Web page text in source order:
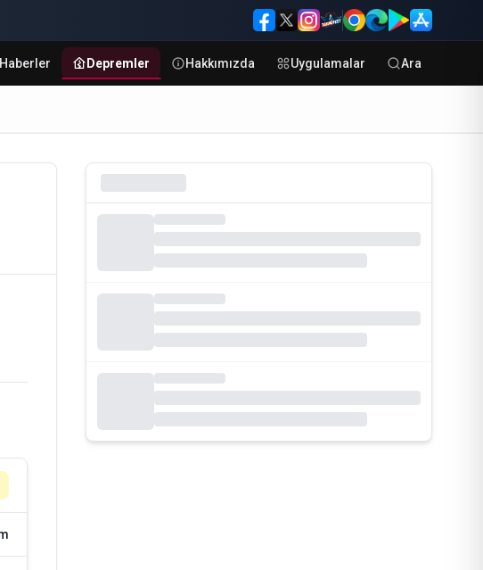
Haberler Depremler Hakkımızda Uygulamalar Ara